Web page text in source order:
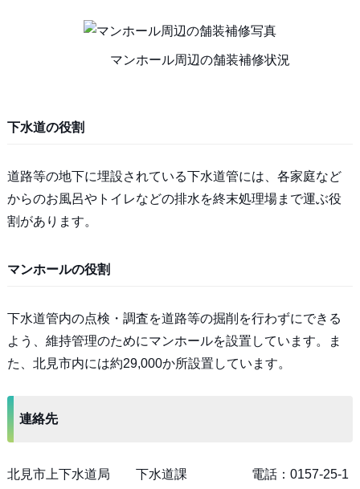
マンホール周辺の舗装補修状況
下水道の役割
道路等の地下に埋設されている下水道管には、各家庭など
からのお風呂やトイレなどの排水を終末処理場まで運ぶ役
割があります。
マンホールの役割
下水道管内の点検・調査を道路等の掘削を行わずにできる
よう、維持管理のためにマンホールを設置しています。ま
た、北見市内には約29,000か所設置しています。
連絡先
北見市上下水道局 下水道課 電話：0157-25-1